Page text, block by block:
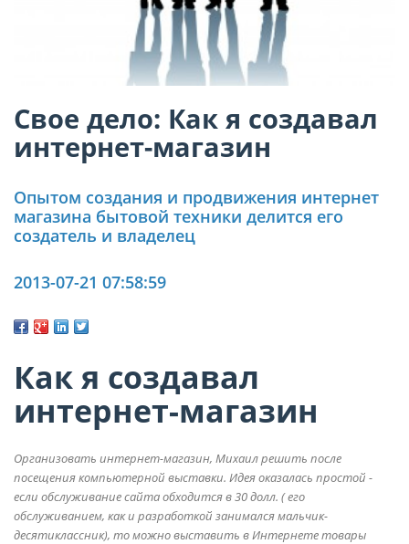
Свое дело: Как я создавал
интернет-магазин
Опытом создания и продвижения интернет
магазина бытовой техники делится его
создатель и владелец
2013-07-21 07:58:59
Как я создавал
интернет-магазин
Организовать интернет-магазин, Михаил решить после
посещения компьютерной выставки. Идея оказалась простой -
если обслуживание сайта обходится в 30 долл. ( его
обслуживанием, как и разработкой занимался мальчик-
десятиклассник), то можно выставить в Интернете товары